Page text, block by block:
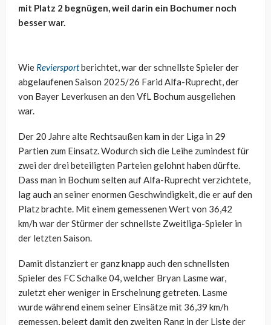
mit Platz 2 begnügen, weil darin ein Bochumer noch
besser war.
Wie Reviersportberichtet, war der schnellste Spieler der
abgelaufenen Saison 2025/26 Farid Alfa-Ruprecht, der
von Bayer Leverkusen an den VfL Bochum ausgeliehen
war.
Der 20 Jahre alte Rechtsaußen kam in der Liga in 29
Partien zum Einsatz. Wodurch sich die Leihe zumindest für
zwei der drei beteiligten Parteien gelohnt haben dürfte.
Dass man in Bochum selten auf Alfa-Ruprecht verzichtete,
lag auch an seiner enormen Geschwindigkeit, die er auf den
Platz brachte. Mit einem gemessenen Wert von 36,42
km/h war der Stürmer der schnellste Zweitliga-Spieler in
der letzten Saison.
Damit distanziert er ganz knapp auch den schnellsten
Spieler des FC Schalke 04, welcher Bryan Lasme war,
zuletzt eher weniger in Erscheinung getreten. Lasme
wurde während einem seiner Einsätze mit 36,39 km/h
gemessen, belegt damit den zweiten Rang in der Liste der